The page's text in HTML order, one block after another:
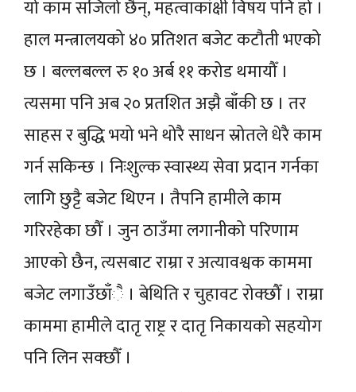
यो काम सजिलो छैन्, महत्वाकांक्षी विषय पनि हो ।
हाल मन्त्रालयको ४० प्रतिशत बजेट कटौती भएको
छ । बल्लबल्ल रु १० अर्ब ११ करोड थमायौँ ।
त्यसमा पनि अब २० प्रतशित अझै बाँकी छ । तर
साहस र बुद्धि भयो भने थोरै साधन स्रोतले धेरै काम
गर्न सकिन्छ । निःशुल्क स्वास्थ्य सेवा प्रदान गर्नका
लागि छुट्टै बजेट थिएन । तैपनि हामीले काम
गरिरहेका छौँ । जुन ठाउँमा लगानीको परिणाम
आएको छैन, त्यसबाट राम्रा र अत्यावश्वक काममा
बजेट लगाउँछाँै । बेथिति र चुहावट रोक्छौँ । राम्रा
काममा हामीले दातृ राष्ट्र र दातृ निकायको सहयोग
पनि लिन सक्छौँ ।